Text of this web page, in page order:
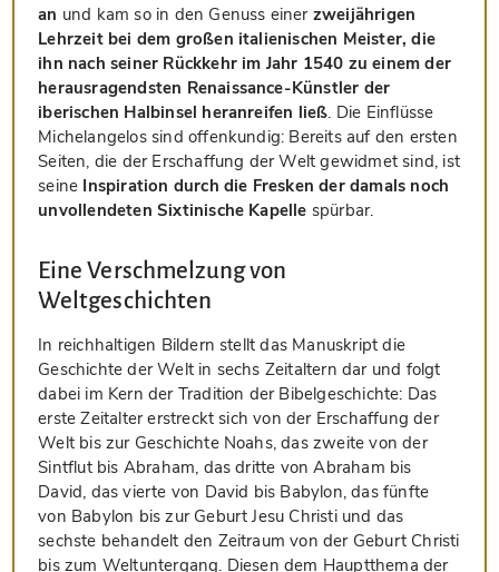
an und kam so in den Genuss einer zweijährigen
Lehrzeit bei dem großen italienischen Meister, die
ihn nach seiner Rückkehr im Jahr 1540 zu einem der
herausragendsten Renaissance-Künstler der
iberischen Halbinsel heranreifen ließ. Die Einflüsse
Michelangelos sind offenkundig: Bereits auf den ersten
Seiten, die der Erschaffung der Welt gewidmet sind, ist
seine Inspiration durch die Fresken der damals noch
unvollendeten Sixtinische Kapelle spürbar.
Eine Verschmelzung von
Weltgeschichten
In reichhaltigen Bildern stellt das Manuskript die
Geschichte der Welt in sechs Zeitaltern dar und folgt
dabei im Kern der Tradition der Bibelgeschichte: Das
erste Zeitalter erstreckt sich von der Erschaffung der
Welt bis zur Geschichte Noahs, das zweite von der
Sintflut bis Abraham, das dritte von Abraham bis
David, das vierte von David bis Babylon, das fünfte
von Babylon bis zur Geburt Jesu Christi und das
sechste behandelt den Zeitraum von der Geburt Christi
bis zum Weltuntergang. Diesen dem Hauptthema der